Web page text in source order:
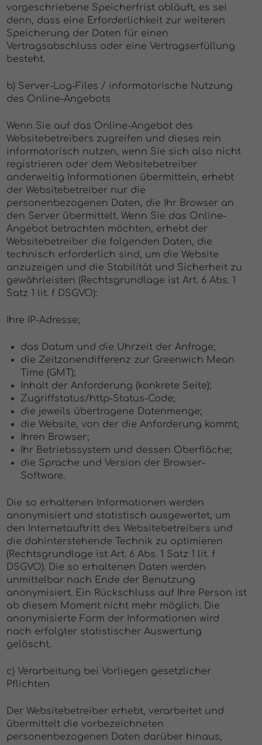
vorgeschriebene Speicherfrist abläuft, es sei
denn, dass eine Erforderlichkeit zur weiteren
Speicherung der Daten für einen
Vertragsabschluss oder eine Vertragserfüllung
besteht.
b) Server-Log-Files / informatorische Nutzung
des Online-Angebots
Wenn Sie auf das Online-Angebot des
Websitebetreibers zugreifen und dieses rein
informatorisch nutzen, wenn Sie sich also nicht
registrieren oder dem Websitebetreiber
anderweitig Informationen übermitteln, erhebt
der Websitebetreiber nur die
personenbezogenen Daten, die Ihr Browser an
den Server übermittelt. Wenn Sie das Online-
Angebot betrachten möchten, erhebt der
Websitebetreiber die folgenden Daten, die
technisch erforderlich sind, um die Website
anzuzeigen und die Stabilität und Sicherheit zu
gewährleisten (Rechtsgrundlage ist Art. 6 Abs. 1
Satz 1 lit. f DSGVO):
Ihre IP-Adresse;
das Datum und die Uhrzeit der Anfrage;
die Zeitzonendifferenz zur Greenwich Mean
Time (GMT);
Inhalt der Anforderung (konkrete Seite);
Zugriffstatus/http-Status-Code;
die jeweils übertragene Datenmenge;
die Website, von der die Anforderung kommt;
Ihren Browser;
Ihr Betriebssystem und dessen Oberfläche;
die Sprache und Version der Browser-
Software.
Die so erhaltenen Informationen werden
anonymisiert und statistisch ausgewertet, um
den Internetauftritt des Websitebetreibers und
die dahinterstehende Technik zu optimieren
(Rechtsgrundlage ist Art. 6 Abs. 1 Satz 1 lit. f
DSGVO). Die so erhaltenen Daten werden
unmittelbar nach Ende der Benutzung
anonymisiert. Ein Rückschluss auf Ihre Person ist
ab diesem Moment nicht mehr möglich. Die
anonymisierte Form der Informationen wird
nach erfolgter statistischer Auswertung
gelöscht.
c) Verarbeitung bei Vorliegen gesetzlicher
Pflichten
Der Websitebetreiber erhebt, verarbeitet und
übermittelt die vorbezeichneten
personenbezogenen Daten darüber hinaus,